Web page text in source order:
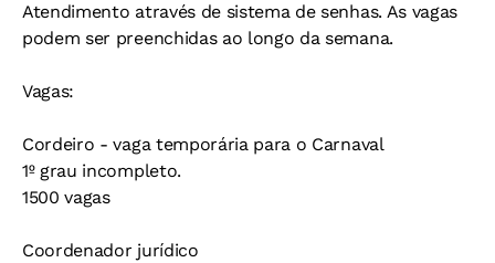
Atendimento através de sistema de senhas. As vagas
podem ser preenchidas ao longo da semana.
Vagas:
Cordeiro - vaga temporária para o Carnaval
1º grau incompleto.
1500 vagas
Coordenador jurídico